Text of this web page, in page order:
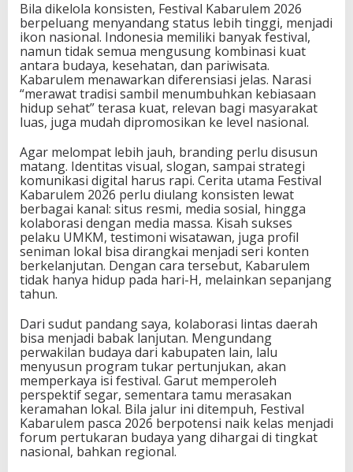
Bila dikelola konsisten, Festival Kabarulem 2026
berpeluang menyandang status lebih tinggi, menjadi
ikon nasional. Indonesia memiliki banyak festival,
namun tidak semua mengusung kombinasi kuat
antara budaya, kesehatan, dan pariwisata.
Kabarulem menawarkan diferensiasi jelas. Narasi
“merawat tradisi sambil menumbuhkan kebiasaan
hidup sehat” terasa kuat, relevan bagi masyarakat
luas, juga mudah dipromosikan ke level nasional.
Agar melompat lebih jauh, branding perlu disusun
matang. Identitas visual, slogan, sampai strategi
komunikasi digital harus rapi. Cerita utama Festival
Kabarulem 2026 perlu diulang konsisten lewat
berbagai kanal: situs resmi, media sosial, hingga
kolaborasi dengan media massa. Kisah sukses
pelaku UMKM, testimoni wisatawan, juga profil
seniman lokal bisa dirangkai menjadi seri konten
berkelanjutan. Dengan cara tersebut, Kabarulem
tidak hanya hidup pada hari-H, melainkan sepanjang
tahun.
Dari sudut pandang saya, kolaborasi lintas daerah
bisa menjadi babak lanjutan. Mengundang
perwakilan budaya dari kabupaten lain, lalu
menyusun program tukar pertunjukan, akan
memperkaya isi festival. Garut memperoleh
perspektif segar, sementara tamu merasakan
keramahan lokal. Bila jalur ini ditempuh, Festival
Kabarulem pasca 2026 berpotensi naik kelas menjadi
forum pertukaran budaya yang dihargai di tingkat
nasional, bahkan regional.